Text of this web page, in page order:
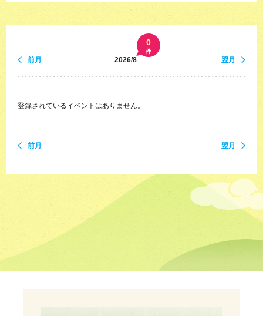
前月 2026/8
0
件
翌月
登録されているイベントはありません。
前月 翌月